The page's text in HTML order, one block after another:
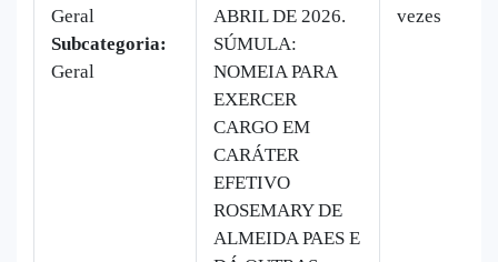
Geral
Subcategoria:
Geral
ABRIL DE 2026.
SÚMULA:
NOMEIA PARA
EXERCER
CARGO EM
CARÁTER
EFETIVO
ROSEMARY DE
ALMEIDA PAES E
vezes